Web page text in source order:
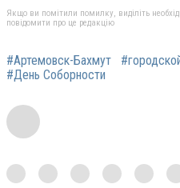
Якщо ви помітили помилку, виділіть
повідомити про це редакцію
#Артемовск-Бахмут
#День Соборности